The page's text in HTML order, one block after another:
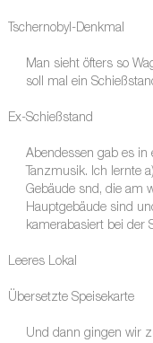
Tschernobyl-Denkmal
Man sieht öfters so
soll mal ein
Ex-Schießstand
Abendessen gab es in
Tanzmusik. Ich lernte
Gebäude snd, die am
Hauptgebäude sind
kamerabasiert bei der
Leeres Lokal
Übersetzte Speisekarte
Und dann gingen wir